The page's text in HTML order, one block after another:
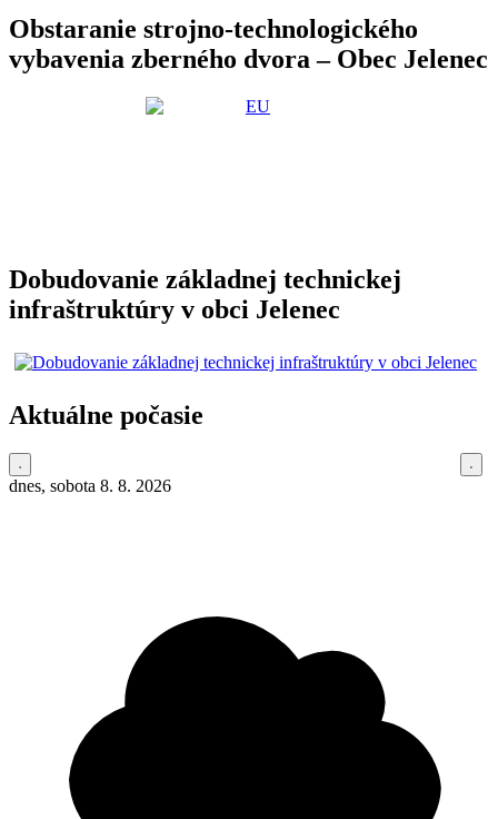
Obstaranie strojno-technologického
vybavenia zberného dvora – Obec Jelenec
Dobudovanie základnej technickej
infraštruktúry v obci Jelenec
Aktuálne počasie
dnes, sobota 8. 8. 2026